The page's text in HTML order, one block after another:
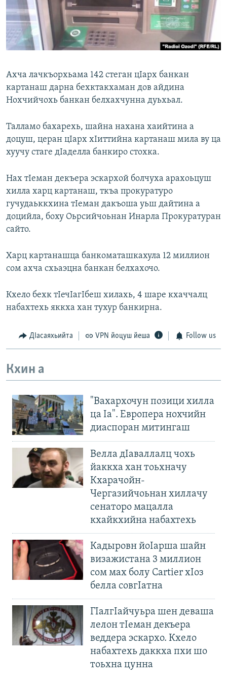
Ахча лачкъорхьама 142 стеган цIарх банкан
картанаш дарна бехктакхаман дов айдина
Нохчийчохь банкан белхахчунна дуьхьал.
Талламо бахарехь, шайна нахана хаийтина а
доцуш, церан цIарх хIиттийна картанаш мила ву ца
хуучу стаге дIаделла банкиро стохка.
Нах тIеман декъера эскархой болчуха арахоьцуш
хилла харц картанаш, ткъа прокуратуро
гучудаьккхина тIеман дакъоша уьш дайтина а
доцийла, боху Оьрсийчоьнан Инарла Прокуратуран
сайто.
Харц картанашца банкоматашкахула 12 миллион
сом ахча схьаэцна банкан белхахочо.
Кхело бехк тIечIагIбеш хилахь, 4 шаре кхаччалц
набахтехь яккха хан тухур банкирна.
ДIасаяхьийта VPN йоцуш йеша Follow us
Кхин а
"Вахархочун позици хилла
ца Iа". Европера нохчийн
диаспоран митингаш
Велла дIаваллалц чохь
йаккха хан тоьхначу
Кхарачойн-
Чергазийчоьнан хиллачу
сенаторо мацалла
кхайкхийна набахтехь
Кадыровн йоIарша шайн
визажистана 3 миллион
сом мах болу Cartier хIоз
белла совгIатна
ГIалгIайчуьра шен деваша
лелон тIеман декъера
веддера эскархо. Кхело
набахтехь даккха пхи шо
тоьхна цунна